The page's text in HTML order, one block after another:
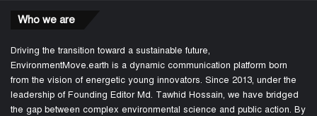
Who we are
Driving the transition toward a sustainable future,
EnvironmentMove.earth is a dynamic communication platform born
from the vision of energetic young innovators. Since 2013, under the
leadership of Founding Editor Md. Tawhid Hossain, we have bridged
the gap between complex environmental science and public action. By